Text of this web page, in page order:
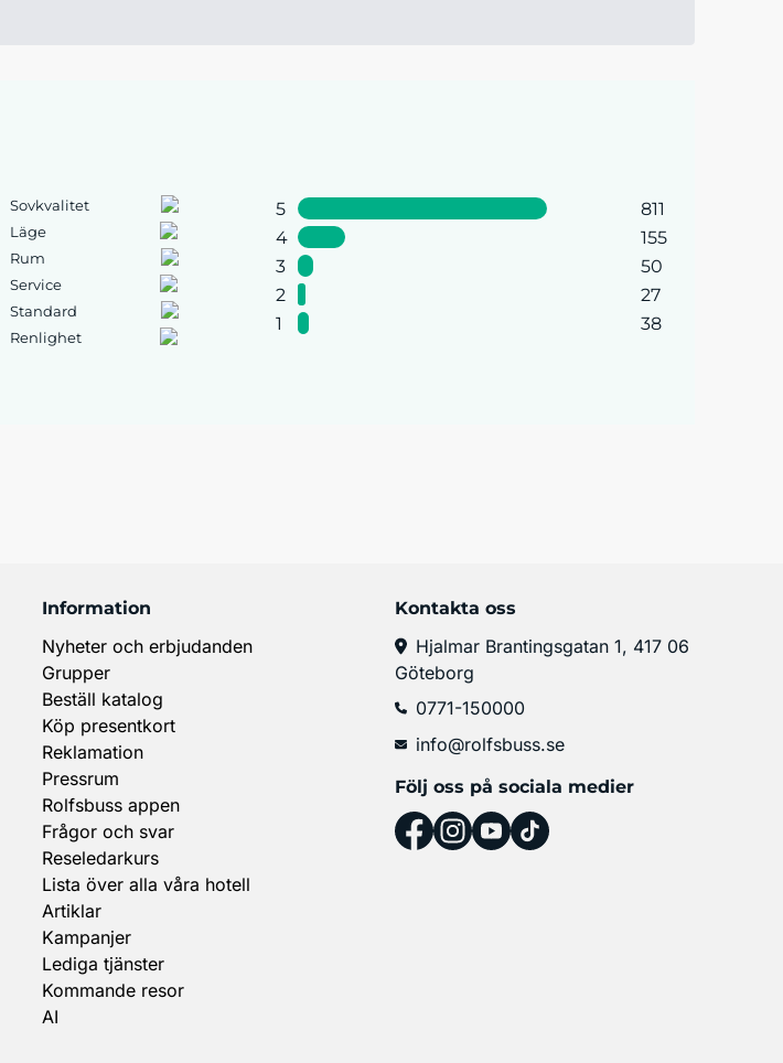
Sovkvalitet
Läge
Rum
Service
Standard
Renlighet
5
811
4
155
3
50
2
27
1
38
Information
Nyheter och erbjudanden
Grupper
Beställ katalog
Köp presentkort
Reklamation
Pressrum
Rolfsbuss appen
Frågor och svar
Reseledarkurs
Lista över alla våra hotell
Artiklar
Kampanjer
Lediga tjänster
Kommande resor
AI
Kontakta oss
Hjalmar Brantingsgatan 1, 417 06
Göteborg
0771-150000
info@rolfsbuss.se
Följ oss på sociala medier